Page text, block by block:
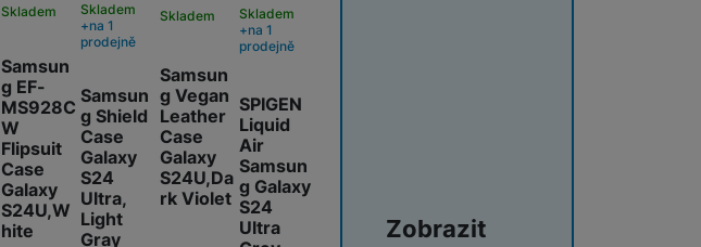
Samsun
g EF-
MS928C
W
Flipsuit
Case
Galaxy
S24U,W
hite
Skladem
Samsun
g Shield
Case
Galaxy
S24
Ultra,
Light
Gray
Skladem
na 1
prodejně
Samsun
g Vegan
Leather
Case
Galaxy
S24U,Da
rk Violet
Skladem
SPIGEN
Liquid
Air
Samsun
g Galaxy
S24
Ultra
Skladem
na 1
prodejně
Zobrazit